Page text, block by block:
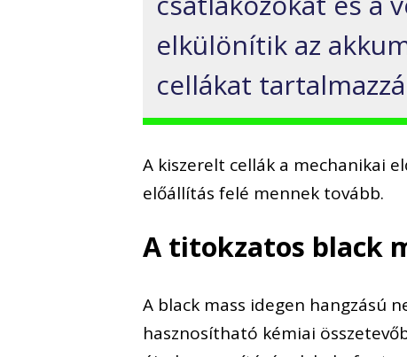
elkülönítik az
cellákat
A kiszerelt cellák a mechanikai
előállítás felé mennek tovább.
A titokzatos black
A black mass idegen hangzású
hasznosítható kémiai